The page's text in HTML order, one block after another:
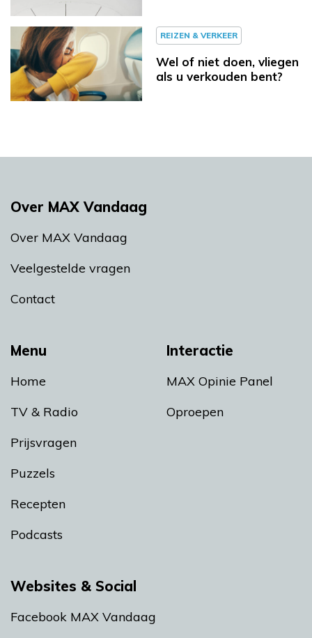
REIZEN & VERKEER
Wel of niet doen, vliegen
als u verkouden bent?
Menu
Home
TV & Radio
Prijsvragen
Puzzels
Recepten
Podcasts
Interactie
MAX Opinie Panel
Oproepen
Over MAX Vandaag
Over MAX Vandaag
Veelgestelde vragen
Contact
Websites & Social
Facebook MAX Vandaag